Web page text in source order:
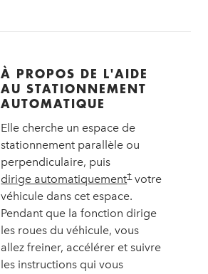
À PROPOS DE L'AIDE
AU STATIONNEMENT
AUTOMATIQUE
Elle cherche un espace de
stationnement parallèle ou
perpendiculaire, puis
dirige automatiquement†votre
véhicule dans cet espace.
Pendant que la fonction dirige
les roues du véhicule, vous
allez freiner, accélérer et suivre
les instructions qui vous